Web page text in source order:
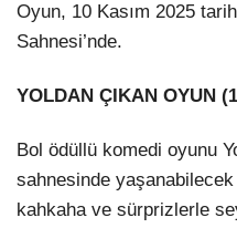
Oyun, 10 Kasım 2025
Sahnesi’nde.
YOLDAN ÇIKAN OYUN
Bol ödüllü komedi oyunu
sahnesinde
kahkaha ve sürprizlerle